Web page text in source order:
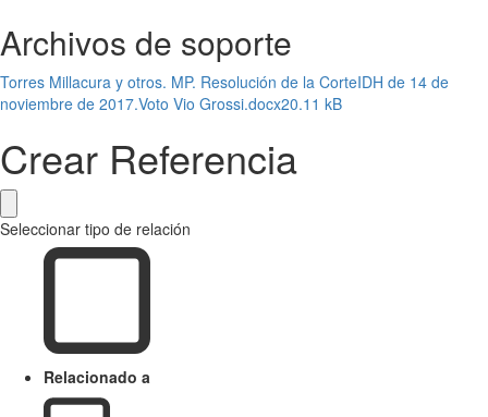
Archivos de soporte
Torres Millacura y otros. MP. Resolución de la CorteIDH de 14 de
noviembre de 2017.Voto Vio Grossi.docx20.11 kB
Crear Referencia
Seleccionar tipo de relación
Relacionado a